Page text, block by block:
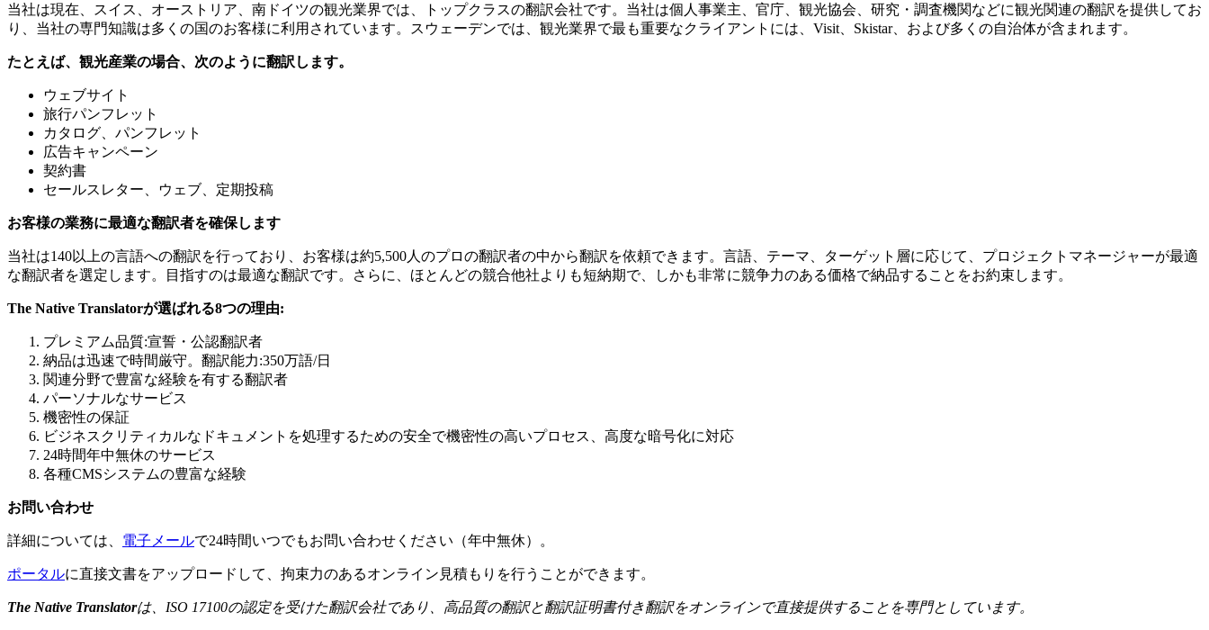
当社は現在、スイス、オーストリア、南ドイツの観光業界では、トップクラスの翻訳会社です。当社は個人事業主、官庁、観光協会、研究・調査機関などに観光関連の翻訳を提供してお
り、当社の専門知識は多くの国のお客様に利用されています。スウェーデンでは、観光業界で最も重要なクライアントには、Visit、Skistar、および多くの自治体が含まれます。
たとえば、観光産業の場合、次のように翻訳します。
ウェブサイト
旅行パンフレット
カタログ、パンフレット
広告キャンペーン
契約書
セールスレター、ウェブ、定期投稿
お客様の業務に最適な翻訳者を確保します
当社は140以上の言語への翻訳を行っており、お客様は約5,500人のプロの翻訳者の中から翻訳を依頼できます。言語、テーマ、ターゲット層に応じて、プロジェクトマネージャーが最適
な翻訳者を選定します。目指すのは最適な翻訳です。さらに、ほとんどの競合他社よりも短納期で、しかも非常に競争力のある価格で納品することをお約束します。
The Native Translatorが選ばれる8つの理由:
プレミアム品質:宣誓・公認翻訳者
納品は迅速で時間厳守。翻訳能力:350万語/日
関連分野で豊富な経験を有する翻訳者
パーソナルなサービス
機密性の保証
ビジネスクリティカルなドキュメントを処理するための安全で機密性の高いプロセス、高度な暗号化に対応
24時間年中無休のサービス
各種CMSシステムの豊富な経験
お問い合わせ
詳細については、 電子メールで24時間いつでもお問い合わせください（年中無休）。
ポータルに直接文書をアップロードして、拘束力のあるオンライン見積もりを行うことができます。
The Native Translatorは、 ISO 17100の認定を受けた翻訳会社であり、高品質の翻訳と翻訳証明書付き翻訳をオンラインで直接提供することを専門としています。